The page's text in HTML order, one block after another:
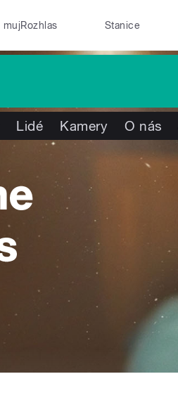
mujRozhlas Stanice
Lidé Kamery O nás